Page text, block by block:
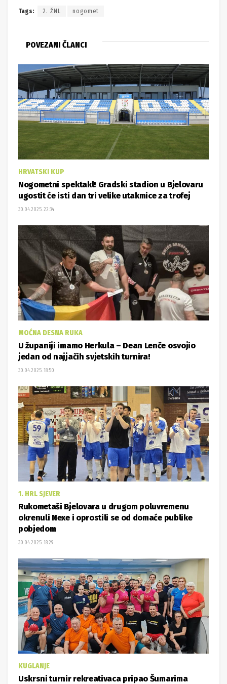
Tags: 2. ŽNL nogomet
POVEZANI ČLANCI
HRVATSKI KUP
Nogometni spektakl! Gradski stadion u Bjelovaru
ugostit će isti dan tri velike utakmice za trofej
30.04.2025. 22:34
MOĆNA DESNA RUKA
U županiji imamo Herkula – Dean Lenče osvojio
jedan od najjačih svjetskih turnira!
30.04.2025. 18:50
1. HRL SJEVER
Rukometaši Bjelovara u drugom poluvremenu
okrenuli Nexe i oprostili se od domaće publike
pobjedom
30.04.2025. 18:29
KUGLANJE
Uskrsni turnir rekreativaca pripao Šumarima